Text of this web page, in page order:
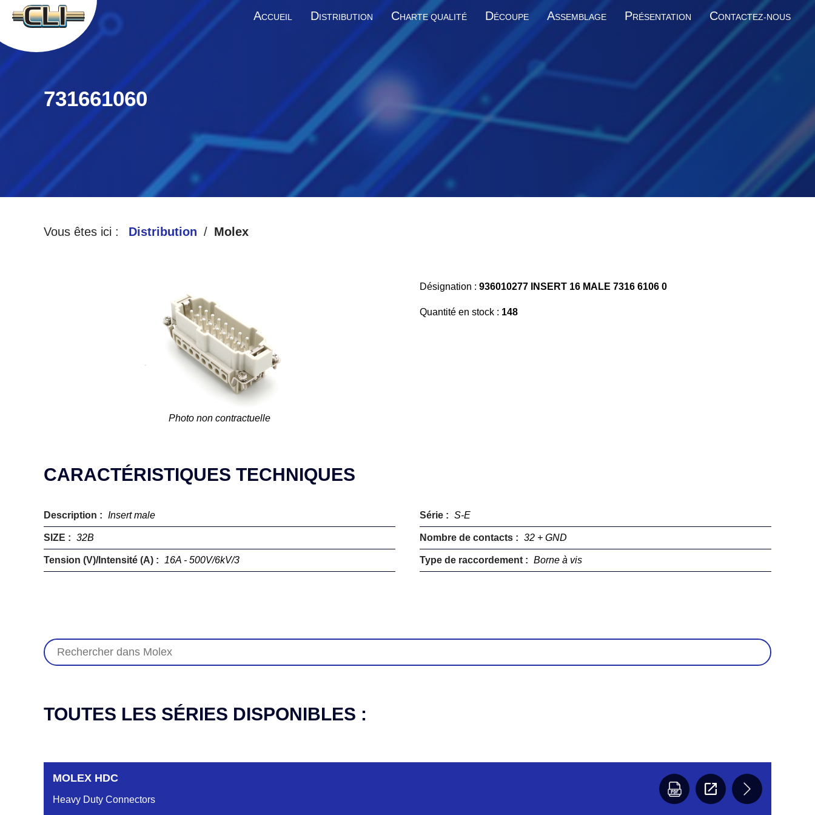
ACCUEIL DISTRIBUTION CHARTE QUALITÉ DÉCOUPE ASSEMBLAGE PRÉSENTATION CONTACTEZ-NOUS
731661060
Vous êtes ici : Distribution Molex
Photo non contractuelle
Désignation : 936010277 INSERT 16 MALE 7316 6106 0
Quantité en stock : 148
CARACTÉRISTIQUES TECHNIQUES
Description : Insert male Série : S-E
SIZE : 32B Nombre de contacts : 32 + GND
Tension (V)/Intensité (A) : 16A - 500V/6kV/3 Type de raccordement : Borne à vis
TOUTES LES SÉRIES DISPONIBLES :
MOLEX HDC
Heavy Duty Connectors